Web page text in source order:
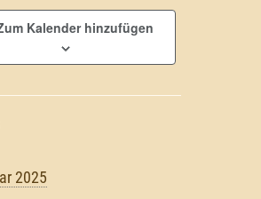
Kalender hinzufügen
2025